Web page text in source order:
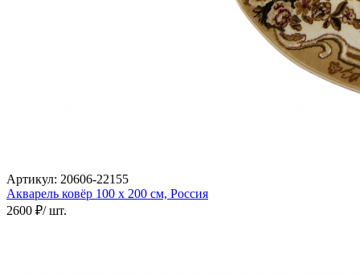
Артикул: 20606-22155
Акварель ковёр 100 х 200 см, Россия
2600 ₽/ шт.